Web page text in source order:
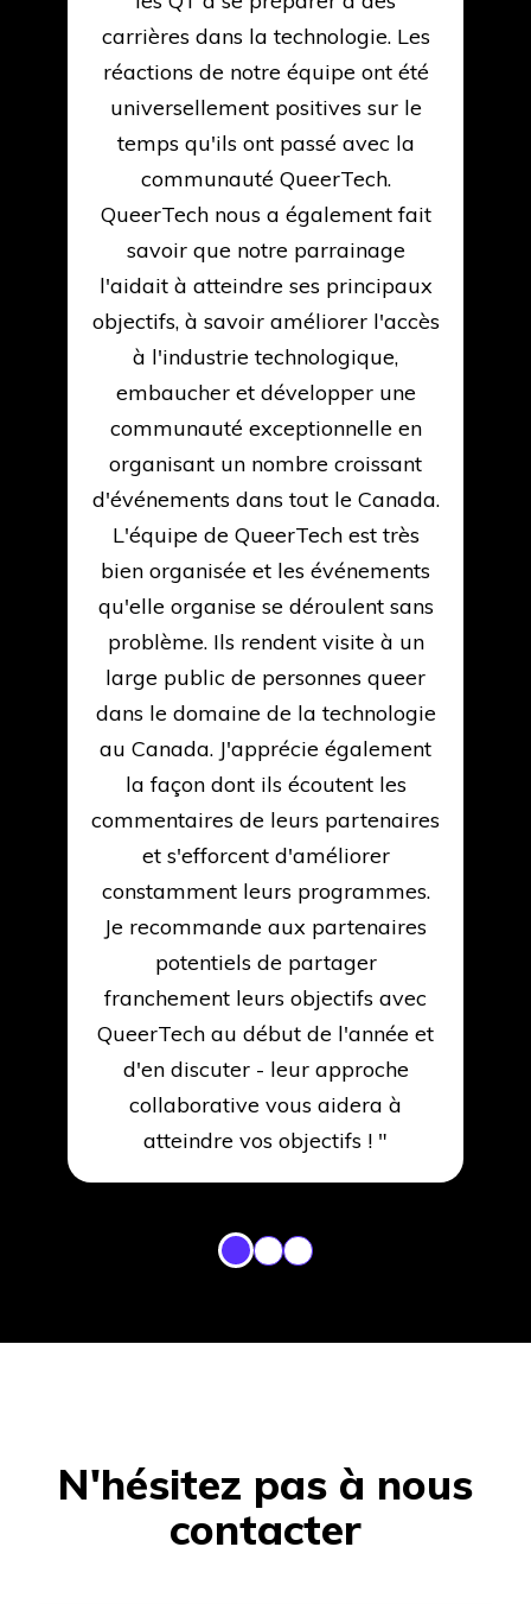
carrières dans la technologie. Les
réactions de notre équipe ont été
universellement positives sur le
temps qu'ils ont passé avec la
communauté QueerTech.
QueerTech nous a également fait
savoir que notre parrainage
l'aidait à atteindre ses principaux
objectifs, à savoir améliorer l'accès
à l'industrie technologique,
embaucher et développer une
communauté exceptionnelle en
organisant un nombre croissant
d'événements dans tout le Canada.
L'équipe de QueerTech est très
bien organisée et les événements
qu'elle organise se déroulent sans
problème. Ils rendent visite à un
large public de personnes queer
dans le domaine de la technologie
au Canada. J'apprécie également
la façon dont ils écoutent les
commentaires de leurs partenaires
et s'efforcent d'améliorer
constamment leurs programmes.
Je recommande aux partenaires
potentiels de partager
franchement leurs objectifs avec
QueerTech au début de l'année et
d'en discuter - leur approche
collaborative vous aidera à
atteindre vos objectifs ! "
N'hésitez pas à nous
contacter